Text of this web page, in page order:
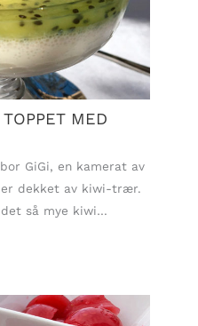
MED
GiGi, en kamerat av
er dekket av kiwi-trær.
så mye kiwi…